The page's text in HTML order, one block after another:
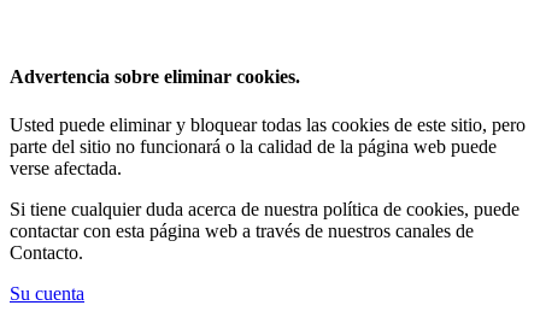
Advertencia sobre eliminar cookies.
Usted puede eliminar y bloquear todas las cookies de este sitio, pero
parte del sitio no funcionará o la calidad de la página web puede
verse afectada.
Si tiene cualquier duda acerca de nuestra política de cookies, puede
contactar con esta página web a través de nuestros canales de
Contacto.
Su cuenta